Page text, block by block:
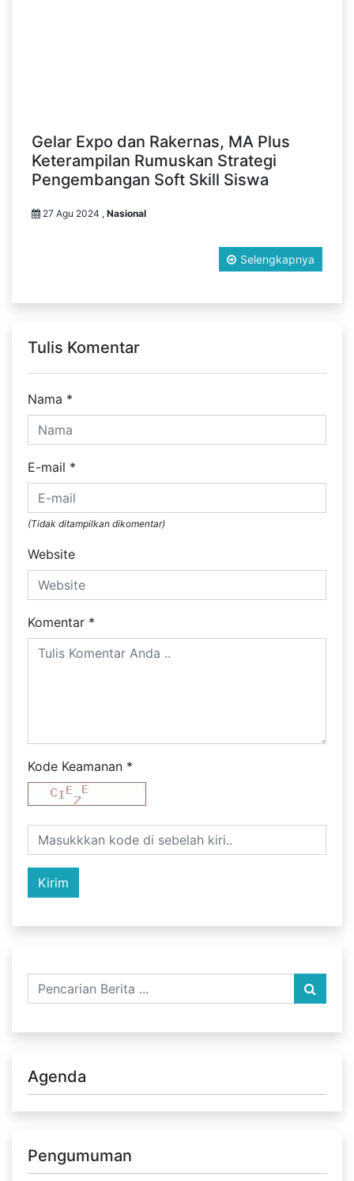
Gelar Expo dan Rakernas, MA Plus
Keterampilan Rumuskan Strategi
Pengembangan Soft Skill Siswa
27 Agu 2024 , Nasional
Selengkapnya
Tulis Komentar
Nama *
E-mail *
(Tidak ditampilkan dikomentar)
Website
Komentar *
Kode Keamanan *
Agenda
Pengumuman